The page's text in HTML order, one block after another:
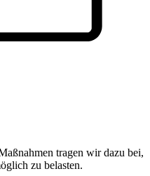
tragen wir dazu bei,
zu belasten.